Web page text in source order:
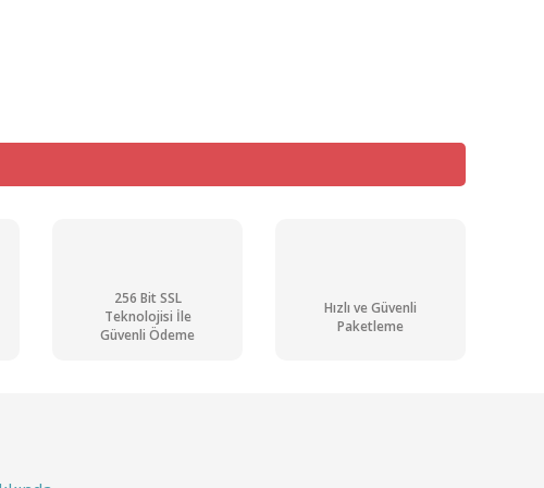
256 Bit SSL
Teknolojisi İle
Güvenli Ödeme
Hızlı ve Güvenli
Paketleme